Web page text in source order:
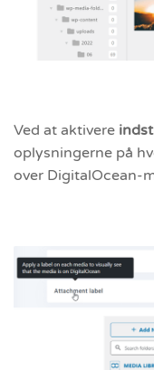
Ved at aktivere
oplysningerne på
over DigitalOcean-